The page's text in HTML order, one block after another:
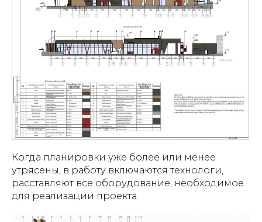
Когда планировки уже более или менее
утрясены, в работу включаются технологи,
расставляют все оборудование, необходимое
для реализации проекта.